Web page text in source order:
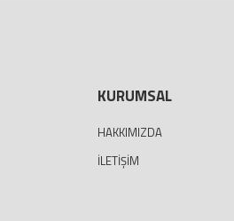
KURUMSAL
HAKKIMIZDA
İLETIŞIM